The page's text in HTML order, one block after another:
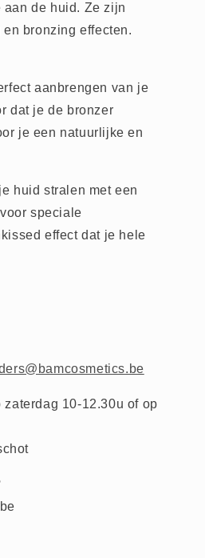
de huid. Ze zijn
bronzing effecten.
aanbrengen van je
dat je de bronzer
je een natuurlijke en
huid stralen met een
speciale
effect dat je hele
10-12.30u of op